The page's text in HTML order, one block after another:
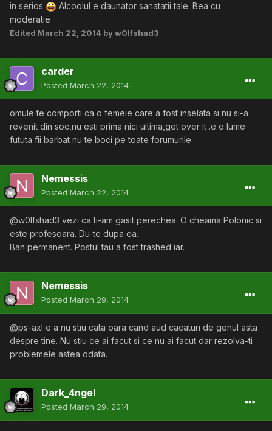
in serios
Alcoolul e daunator sanatatii tale. Bea cu
moderatie
Edited March 22, 2014 by w0lfshad3
carder
Posted March 22, 2014
omule te comporti ca o femeie care a fost inselata si nu si-a
revenit din soc,nu esti prima nici ultima,get over it .e o lume
fututa fii barbat nu te boci pe toate forumurile
Nemessis
Posted March 22, 2014
@w0lfshad3 vezi ca ti-am gasit perechea. O cheama Polonic si
este profesoara. Du-te dupa ea.
Ban permanent. Postul tau a fost trashed iar.
Nemessis
Posted March 29, 2014
@ps-axl e a nu stiu cata oara cand aud cacaturi de genul asta
despre tine. Nu stiu ce ai facut si ce nu ai facut dar rezolva-ti
problemele astea odata.
Dark_4ngel
Posted March 29, 2014